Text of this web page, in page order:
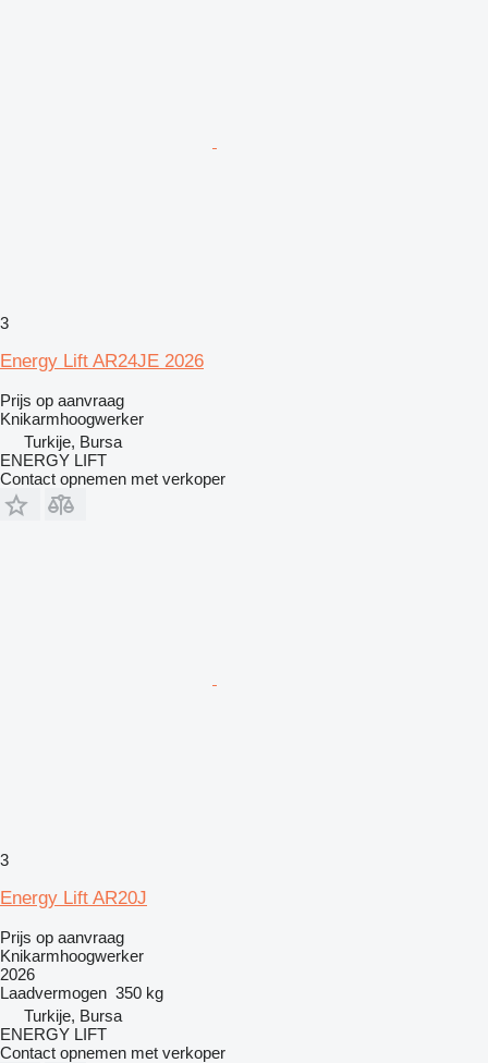
3
Energy Lift AR24JE 2026
Prijs op aanvraag
Knikarmhoogwerker
Turkije, Bursa
ENERGY LIFT
Contact opnemen met verkoper
3
Energy Lift AR20J
Prijs op aanvraag
Knikarmhoogwerker
2026
Laadvermogen 350 kg
Turkije, Bursa
ENERGY LIFT
Contact opnemen met verkoper